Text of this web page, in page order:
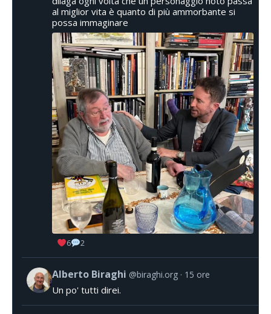
al miglior vita è quanto di più ammorbante si
possa immaginare
6 2
Alberto Biraghi @biraghi.org 15 ore
Un po' tutti direi.